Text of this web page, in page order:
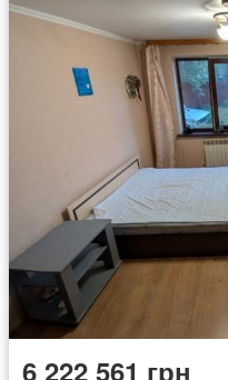
6 222 561 грн